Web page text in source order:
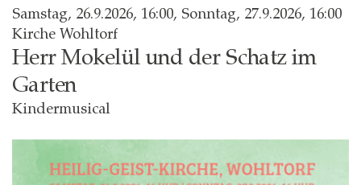
Samstag, 26.9.2026, 16:00, Sonntag, 27.9.2026, 16:00
Kirche Wohltorf
Herr Mokelül und der Schatz im
Garten
Kindermusical